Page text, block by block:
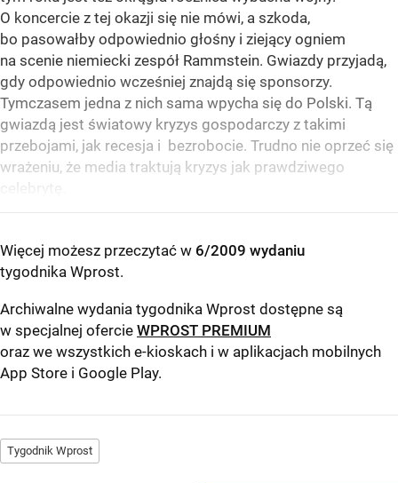
O koncercie z tej okazji się nie mówi, a szkoda,
bo pasowałby odpowiednio głośny i ziejący ogniem
na scenie niemiecki zespół Rammstein. Gwiazdy przyjadą,
gdy odpowiednio wcześniej znajdą się sponsorzy.
Tymczasem jedna z nich sama wpycha się do Polski. Tą
gwiazdą jest światowy kryzys gospodarczy z takimi
przebojami, jak recesja i bezrobocie. Trudno nie oprzeć się
wrażeniu, że media traktują kryzys jak prawdziwego
celebrytę.
Więcej możesz przeczytać w 6/2009 wydaniu
tygodnika Wprost.
Archiwalne wydania tygodnika Wprost dostępne są
w specjalnej ofercie WPROST PREMIUM
oraz we wszystkich e-kioskach i w aplikacjach mobilnych
App Store i Google Play.
Tygodnik Wprost